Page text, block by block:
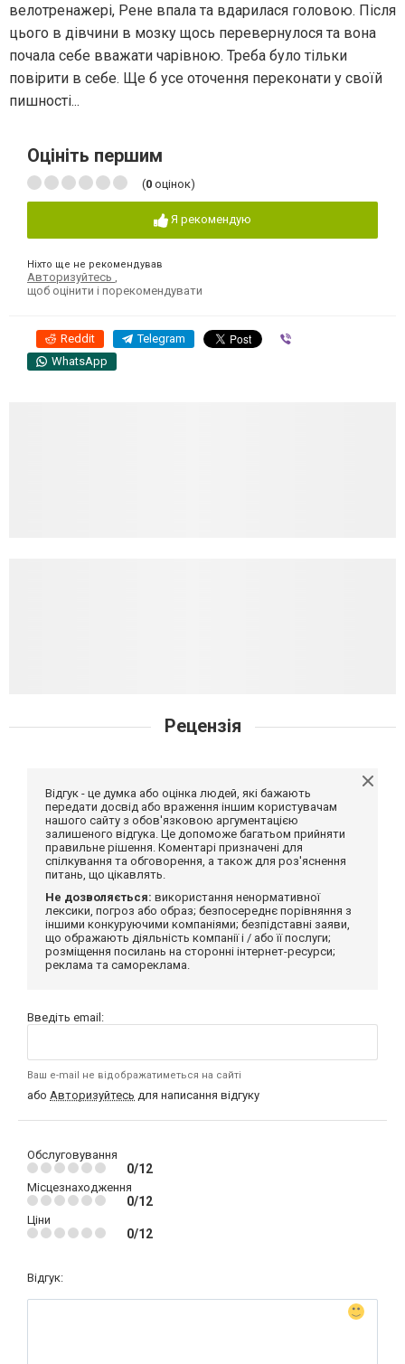
велотренажері, Рене впала та вдарилася головою. Після
цього в дівчини в мозку щось перевернулося та вона
почала себе вважати чарівною. Треба було тільки
повірити в себе. Ще б усе оточення переконати у своїй
пишності...
Оцініть першим
(0 оцінок)
Я рекомендую
Ніхто ще не рекомендував
Авторизуйтесь ,
щоб оцінити і порекомендувати
Reddit Telegram
WhatsApp
Рецензія
Відгук - це думка або оцінка людей, які бажають
передати досвід або враження іншим користувачам
нашого сайту з обов'язковою аргументацією
залишеного відгука. Це допоможе багатьом прийняти
правильне рішення. Коментарі призначені для
спілкування та обговорення, а також для роз'яснення
питань, що цікавлять.
Не дозволяється: використання ненормативної
лексики, погроз або образ; безпосереднє порівняння з
іншими конкуруючими компаніями; безпідставні заяви,
що ображають діяльність компанії і / або її послуги;
розміщення посилань на сторонні інтернет-ресурси;
реклама та самореклама.
Введіть email:
Ваш e-mail не відображатиметься на сайті
або Авторизуйтесь для написання відгуку
Обслуговування
0/12
Місцезнаходження
0/12
Ціни
0/12
Відгук: